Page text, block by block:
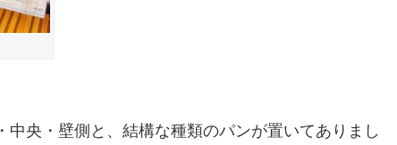
央・壁側と、結構な種類のパンが置いてありまし